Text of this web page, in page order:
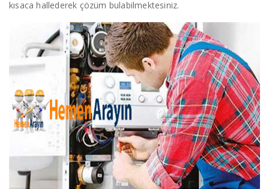
kısaca hallederek çözüm bulabilmektesiniz.